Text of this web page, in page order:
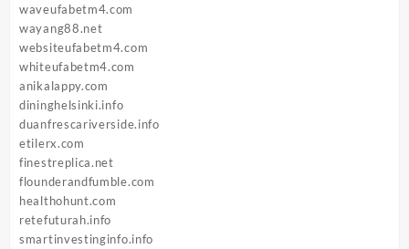
waveufabetm4.com
wayang88.net
websiteufabetm4.com
whiteufabetm4.com
anikalappy.com
dininghelsinki.info
duanfrescariverside.info
etilerx.com
finestreplica.net
flounderandfumble.com
healthohunt.com
retefuturah.info
smartinvestinginfo.info